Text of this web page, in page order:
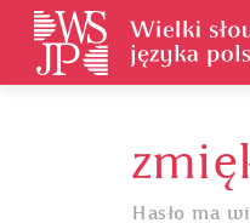
Hasło ma